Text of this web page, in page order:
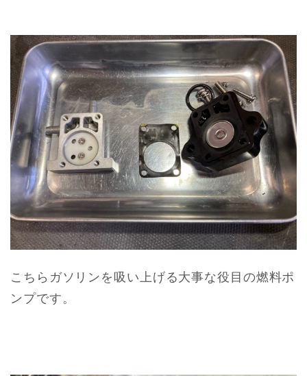
こちらガソリンを吸い上げる大事な役目の燃料ポ
ンプです。